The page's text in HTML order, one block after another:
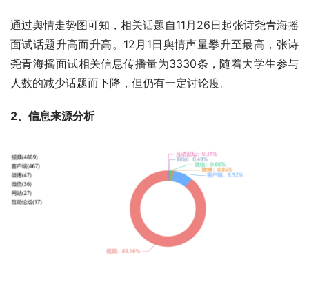
通过舆情走势图可知，相关话题自11月26日起张诗尧青海摇
面试话题升高而升高。12月1日舆情声量攀升至最高，张诗
尧青海摇面试相关信息传播量为3330条，随着大学生参与
人数的减少话题而下降，但仍有一定讨论度。
2、信息来源分析